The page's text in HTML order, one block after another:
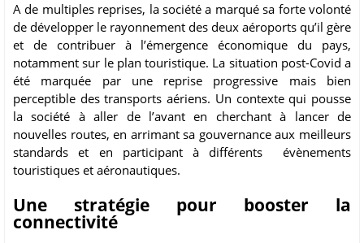
A de multiples reprises, la société a marqué sa forte volonté
de développer le rayonnement des deux aéroports qu’il gère
et de contribuer à l’émergence économique du pays,
notamment sur le plan touristique. La situation post-Covid a
été marquée par une reprise progressive mais bien
perceptible des transports aériens. Un contexte qui pousse
la société à aller de l’avant en cherchant à lancer de
nouvelles routes, en arrimant sa gouvernance aux meilleurs
standards et en participant à différents évènements
touristiques et aéronautiques.
Une stratégie pour booster la
connectivité